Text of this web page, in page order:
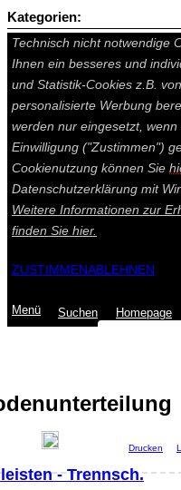
Auf dieser Seite werden
Technisch nicht notwendige
Ihnen ein besseres und
und Statistik-Cookies z.B.
personalisierte Werbung
werden nur eingesetzt,
Einwilligung ("Zustimmen")
Cookienutzung können Sie
Datenschutzerklärung mit
Weitere Informationen zur
finden Sie hier.
ZUSTIMMENABLEHNEN
Menü Suchen Homepage
- Trennsch.
Drucken
Kategorien: